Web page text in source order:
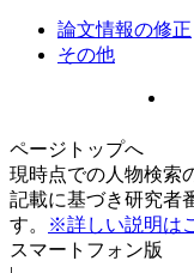
論文情報の修正
その他
ページトップへ
現時点での人物検索
記載に基づき研究者
す。
※詳しい説明は
スマートフォン版